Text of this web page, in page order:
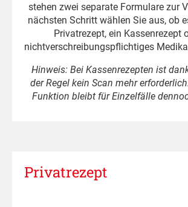
stehen zwei separate Formulare zur
nächsten Schritt wählen Sie aus, ob
Privatrezept, ein Kassenrezept
nichtverschreibungspflichtiges
Hinweis: Bei Kassenrezepten ist
der Regel kein Scan mehr
Funktion bleibt für Einzelfälle
Privatrezept